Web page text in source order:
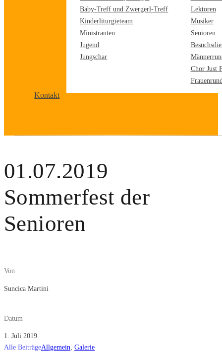
Baby-Treff und Zwergerl-Treff
Kinderliturgieteam
Ministranten
Jugend
Jungschar
Lektoren
Musiker
Senioren
Chor Just
Kontakt
01.07.2019
Sommerfest der
Senioren
Von
Suncica Martini
Datum
1. Juli 2019
Alle BeiträgeAllgemein Galerie